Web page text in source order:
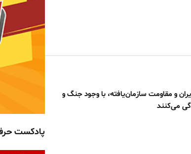
و مقاومت سازمان‌یافته، با وجود جنگ و
می‌کنند
پادکست